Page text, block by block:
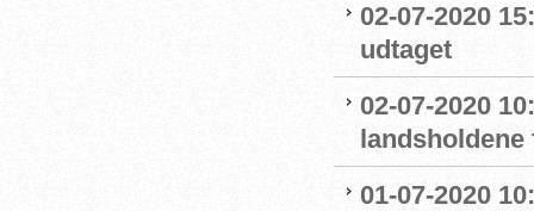
02-07-2020
udtaget
02-07-2020
01-07-2020